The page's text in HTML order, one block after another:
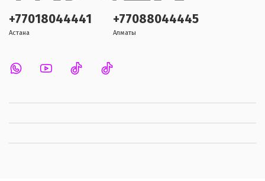
+77018044441
Астана
+77088044445
Алматы